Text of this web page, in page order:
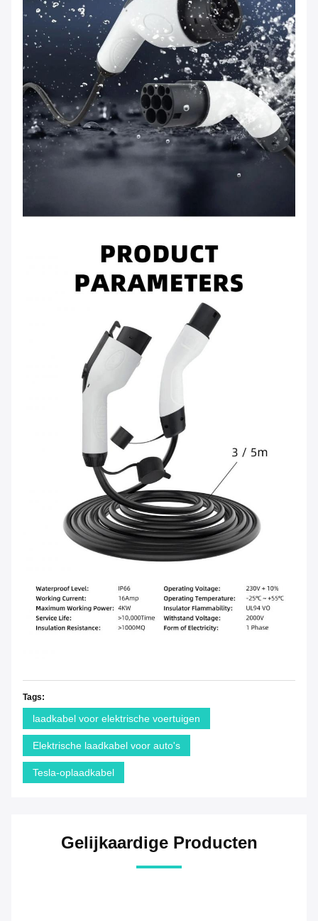
Tags:
laadkabel voor elektrische voertuigen
Elektrische laadkabel voor auto's
Tesla-oplaadkabel
Gelijkaardige Producten